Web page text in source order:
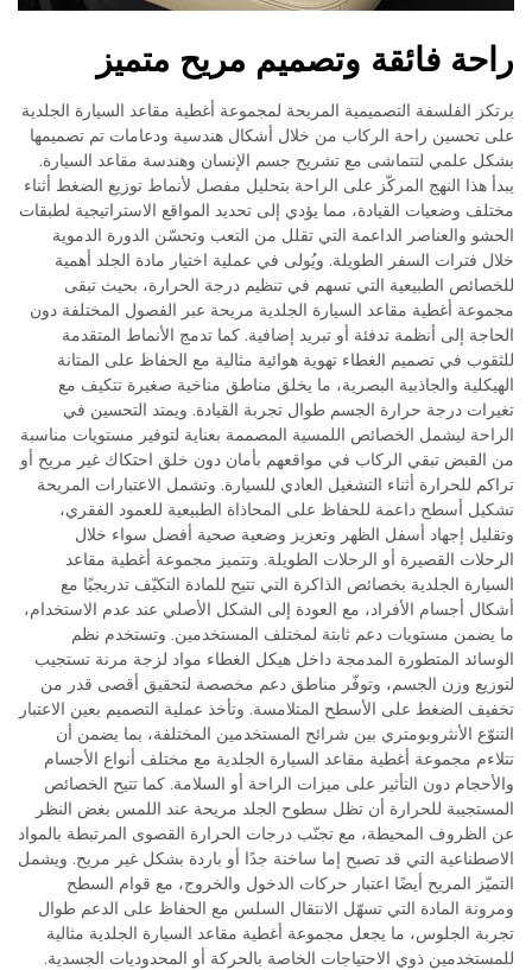
راحة فائقة وتصميم مريح متميز
يرتكز الفلسفة التصميمية المريحة لمجموعة أغطية مقاعد السيارة الجلدية
على تحسين راحة الركاب من خلال أشكال هندسية ودعامات تم تصميمها
بشكل علمي لتتماشى مع تشريح جسم الإنسان وهندسة مقاعد السيارة.
يبدأ هذا النهج المركّز على الراحة بتحليل مفصل لأنماط توزيع الضغط أثناء
مختلف وضعيات القيادة، مما يؤدي إلى تحديد المواقع الاستراتيجية لطبقات
الحشو والعناصر الداعمة التي تقلل من التعب وتحسّن الدورة الدموية
خلال فترات السفر الطويلة. ويُولى في عملية اختيار مادة الجلد أهمية
للخصائص الطبيعية التي تسهم في تنظيم درجة الحرارة، بحيث تبقى
مجموعة أغطية مقاعد السيارة الجلدية مريحة عبر الفصول المختلفة دون
الحاجة إلى أنظمة تدفئة أو تبريد إضافية. كما تدمج الأنماط المتقدمة
للثقوب في تصميم الغطاء تهوية هوائية مثالية مع الحفاظ على المتانة
الهيكلية والجاذبية البصرية، ما يخلق مناطق مناخية صغيرة تتكيف مع
تغيرات درجة حرارة الجسم طوال تجربة القيادة. ويمتد التحسين في
الراحة ليشمل الخصائص اللمسية المصممة بعناية لتوفير مستويات مناسبة
من القبض تبقي الركاب في مواقعهم بأمان دون خلق احتكاك غير مريح أو
تراكم للحرارة أثناء التشغيل العادي للسيارة. وتشمل الاعتبارات المريحة
تشكيل أسطح داعمة للحفاظ على المحاذاة الطبيعية للعمود الفقري،
وتقليل إجهاد أسفل الظهر وتعزيز وضعية صحية أفضل سواء خلال
الرحلات القصيرة أو الرحلات الطويلة. وتتميز مجموعة أغطية مقاعد
السيارة الجلدية بخصائص الذاكرة التي تتيح للمادة التكيّف تدريجيًا مع
أشكال أجسام الأفراد، مع العودة إلى الشكل الأصلي عند عدم الاستخدام،
ما يضمن مستويات دعم ثابتة لمختلف المستخدمين. وتستخدم نظم
الوسائد المتطورة المدمجة داخل هيكل الغطاء مواد لزجة مرنة تستجيب
لتوزيع وزن الجسم، وتوفّر مناطق دعم مخصصة لتحقيق أقصى قدر من
تخفيف الضغط على الأسطح المتلامسة. وتأخذ عملية التصميم بعين الاعتبار
التنوّع الأنثروبومتري بين شرائح المستخدمين المختلفة، بما يضمن أن
تتلاءم مجموعة أغطية مقاعد السيارة الجلدية مع مختلف أنواع الأجسام
والأحجام دون التأثير على ميزات الراحة أو السلامة. كما تتيح الخصائص
المستجيبة للحرارة أن تظل سطوح الجلد مريحة عند اللمس بغض النظر
عن الظروف المحيطة، مع تجنّب درجات الحرارة القصوى المرتبطة بالمواد
الاصطناعية التي قد تصبح إما ساخنة جدًا أو باردة بشكل غير مريح. ويشمل
التميّز المريح أيضًا اعتبار حركات الدخول والخروج، مع قوام السطح
ومرونة المادة التي تسهّل الانتقال السلس مع الحفاظ على الدعم طوال
تجربة الجلوس، ما يجعل مجموعة أغطية مقاعد السيارة الجلدية مثالية
للمستخدمين ذوي الاحتياجات الخاصة بالحركة أو المحدوديات الجسدية.